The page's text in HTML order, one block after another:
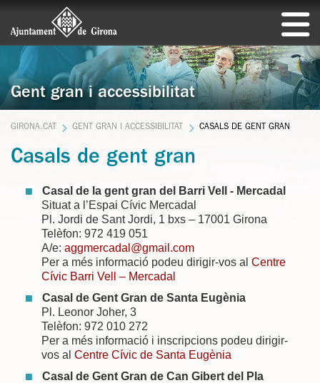
Gent gran i accessibilitat
GIRONA.CAT GENT GRAN I ACCESSIBILITAT CASALS DE GENT GRAN
Casals de gent gran
Casal de la gent gran del Barri Vell - Mercadal
Situat a l’Espai Cívic Mercadal
Pl. Jordi de Sant Jordi, 1 bxs – 17001 Girona
Telèfon: 972 419 051
A/e:aggmercadal@gmail.com
Per a més informació podeu dirigir-vos alCentre
Cívic Barri Vell – Mercadal
Casal de Gent Gran de Santa Eugènia
Pl. Leonor Joher, 3
Telèfon: 972 010 272
Per a més informació i inscripcions podeu dirigir-
vos alCentre Cívic de Santa Eugènia
Casal de Gent Gran de Can Gibert del Pla